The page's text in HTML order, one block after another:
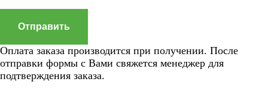
Отправить
Оплата заказа производится при получении. После
отправки формы с Вами свяжется менеджер для
подтверждения заказа.